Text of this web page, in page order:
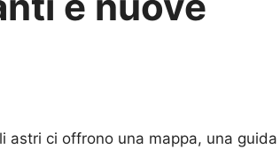
astri ci offrono una mappa, una